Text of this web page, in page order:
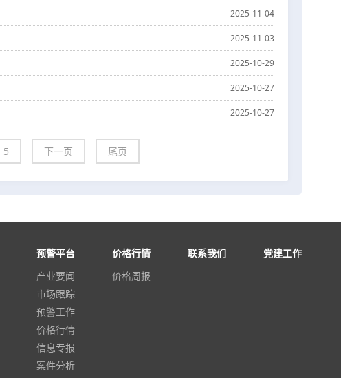
2025-11-04
2025-11-03
2025-10-29
2025-10-27
2025-10-27
5 下一页 尾页
预警平台
产业要闻
市场跟踪
预警工作
价格行情
信息专报
案件分析
价格行情
价格周报
联系我们 党建工作